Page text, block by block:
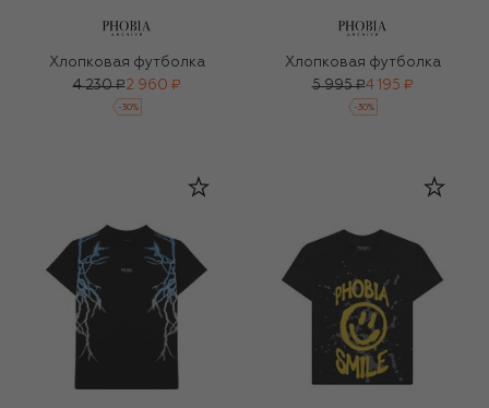
Хлопковая футболка
4 230 ₽2 960 ₽
-30%
Хлопковая футболка
5 995 ₽4 195 ₽
-30%